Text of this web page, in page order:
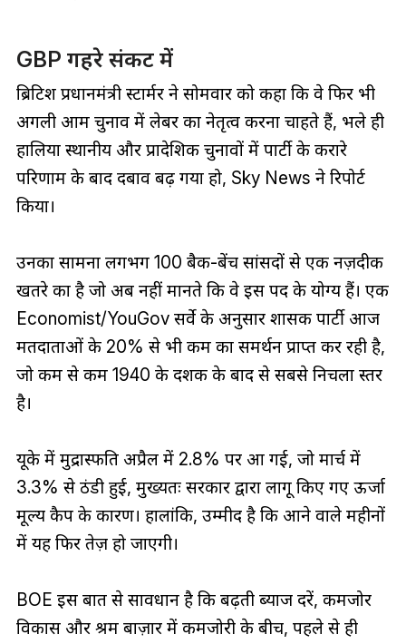
GBP गहरे संकट में
ब्रिटिश प्रधानमंत्री स्टार्मर ने सोमवार को कहा कि वे फिर भी
अगली आम चुनाव में लेबर का नेतृत्व करना चाहते हैं, भले ही
हालिया स्थानीय और प्रादेशिक चुनावों में पार्टी के करारे
परिणाम के बाद दबाव बढ़ गया हो, Sky News ने रिपोर्ट
किया।
उनका सामना लगभग 100 बैक-बेंच सांसदों से एक नज़दीकी
खतरे का है जो अब नहीं मानते कि वे इस पद के योग्य हैं। एक
Economist/YouGov सर्वे के अनुसार शासक पार्टी आज
मतदाताओं के 20% से भी कम का समर्थन प्राप्त कर रही है,
जो कम से कम 1940 के दशक के बाद से सबसे निचला स्तर
है।
यूके में मुद्रास्फीति अप्रैल में 2.8% पर आ गई, जो मार्च में
3.3% से ठंडी हुई, मुख्यतः सरकार द्वारा लागू किए गए ऊर्जा
मूल्य कैप के कारण। हालांकि, उम्मीद है कि आने वाले महीनों
में यह फिर तेज़ हो जाएगी।
BOE इस बात से सावधान है कि बढ़ती ब्याज दरें, कमजोर
विकास और श्रम बाज़ार में कमजोरी के बीच, पहले से ही